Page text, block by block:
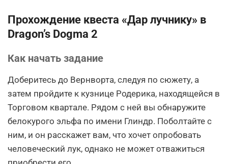
Прохождение квеста «Дар лучнику» в
Dragon’s Dogma 2
Как начать задание
Доберитесь до Вернворта, следуя по сюжету, а
затем пройдите к кузнице Родерика, находящейся в
Торговом квартале. Рядом с ней вы обнаружите
белокурого эльфа по имени Глиндр. Поболтайте с
ним, и он расскажет вам, что хочет опробовать
человеческий лук, однако не может отважиться